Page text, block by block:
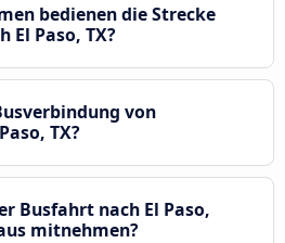
bedienen die Strecke
El Paso, TX?
von
TX?
Busfahrt nach El Paso,
mitnehmen?